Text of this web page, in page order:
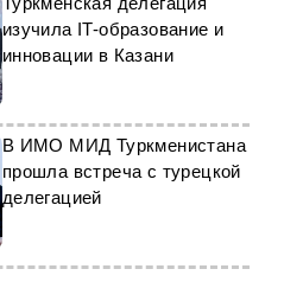
изучила IT-образование и
инновации в Казани
В ИМО МИД Туркменистана
прошла встреча с турецкой
делегацией